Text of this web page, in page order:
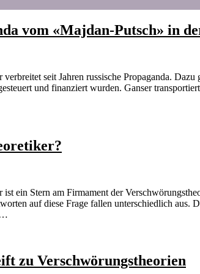
vom «Majdan-Putsch» in
seit Jahren russische Propaganda.
und finanziert wurden. Ganser
ein Stern am Firmament der
auf diese Frage fallen unterschiedlich aus.
…
zu Verschwörungstheorien